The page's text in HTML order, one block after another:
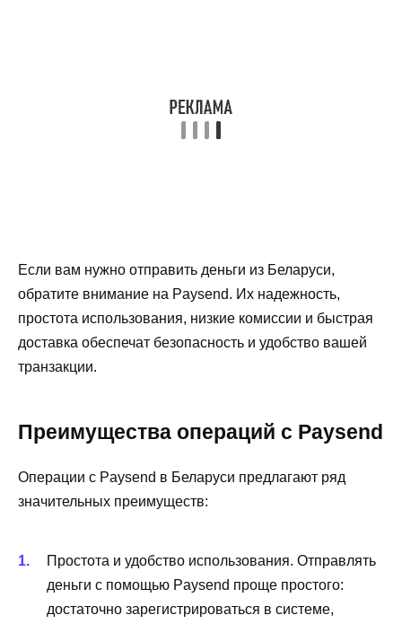
Если вам нужно отправить деньги из Беларуси,
обратите внимание на Paysend. Их надежность,
простота использования, низкие комиссии и быстрая
доставка обеспечат безопасность и удобство вашей
транзакции.
Преимущества операций с Paysend
Операции с Paysend в Беларуси предлагают ряд
значительных преимуществ:
Простота и удобство использования. Отправлять
деньги с помощью Paysend проще простого:
достаточно зарегистрироваться в системе,